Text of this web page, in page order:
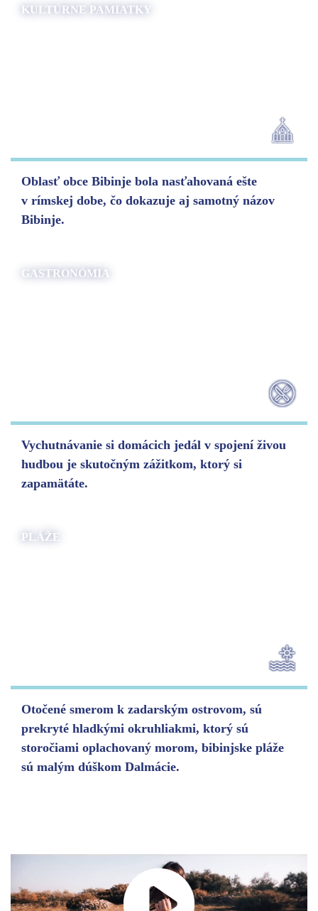
KULTÚRNE PAMIATKY
Oblasť obce Bibinje bola nasťahovaná ešte
v rímskej dobe, čo dokazuje aj samotný názov
Bibinje.
GASTRONÓMIA
Vychutnávanie si domácich jedál v spojení živou
hudbou je skutočným zážitkom, ktorý si
zapamätáte.
PLÁŽE
Otočené smerom k zadarským ostrovom, sú
prekryté hladkými okruhliakmi, ktorý sú
storočiami oplachovaný morom, bibinjske pláže
sú malým dúškom Dalmácie.